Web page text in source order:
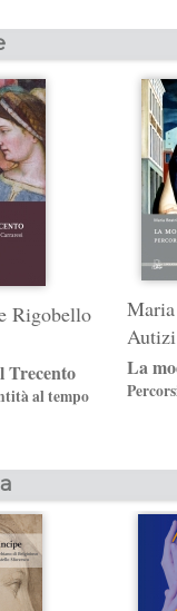
Rigobello
Trecento
al tempo
Autizi
La